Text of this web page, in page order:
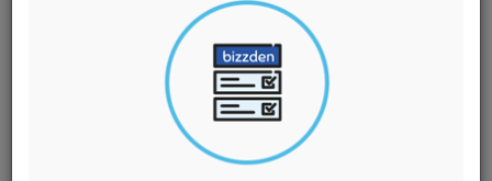
1 sonuç bulundu.
Altındağ'daAsfalt ve Yol İnşaatı
firmalar aşağıda listelenmektedir. Asfalt ve Yol İnşaatı
teklifi almak için listeden seçim yapıp ya da "İlk 5
Firmadan Teklif İste" kısmından toplu olarak teklif
talebinizi firmalara aktarabilirsiniz.